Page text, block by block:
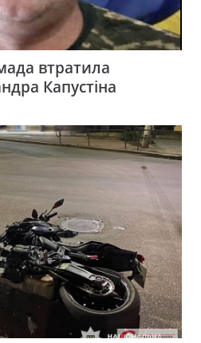
втратила
Капустіна